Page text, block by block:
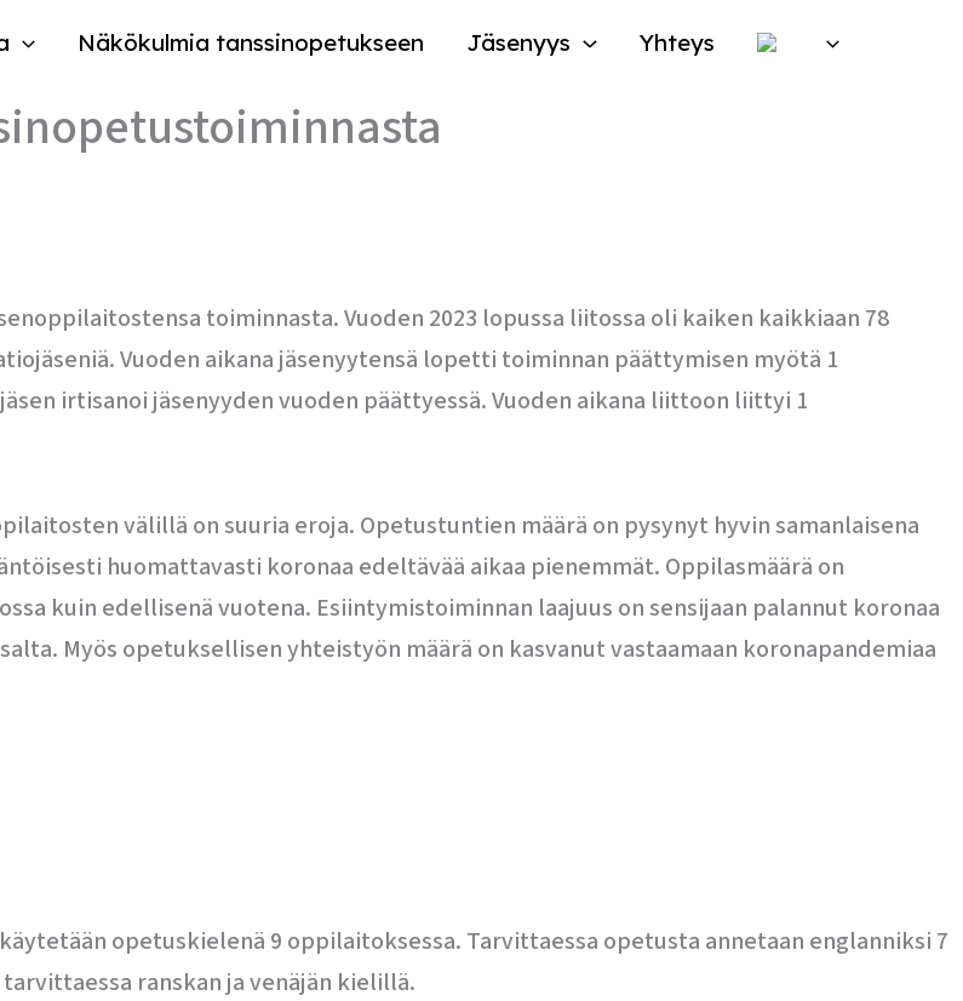
Näkökulmia tanssinopetukseen Jäsenyys Yhteys
toiminnasta. Vuoden 2023 lopussa liitossa oli kaiken kaikkiaan 78
Vuoden aikana jäsenyytensä lopetti toiminnan päättymisen myötä 1
irtisanoi jäsenyyden vuoden päättyessä. Vuoden aikana liittoon liittyi 1
välillä on suuria eroja. Opetustuntien määrä on pysynyt hyvin samanlaisena
huomattavasti koronaa edeltävää aikaa pienemmät. Oppilasmäärä on
kuin edellisenä vuotena. Esiintymistoiminnan laajuus on sensijaan palannut koronaa
Myös opetuksellisen yhteistyön määrä on kasvanut vastaamaan koronapandemiaa
opetuskielenä 9 oppilaitoksessa. Tarvittaessa opetusta annetaan englanniksi 7
ranskan ja venäjän kielillä.